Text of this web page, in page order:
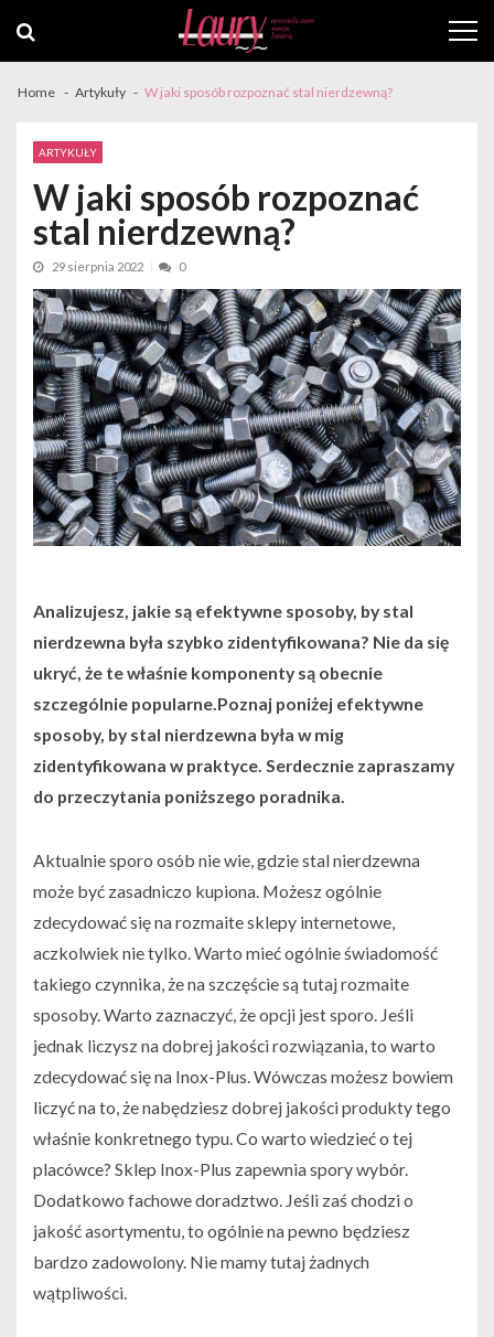
navigation
content
Home Artykuły W jaki sposób rozpoznać stal nierdzewną?
ARTYKUŁY
W jaki sposób rozpoznać
stal nierdzewną?
29 sierpnia 2022 0
Analizujesz, jakie są efektywne sposoby, by stal
nierdzewna była szybko zidentyfikowana? Nie da się
ukryć, że te właśnie komponenty są obecnie
szczególnie popularne.Poznaj poniżej efektywne
sposoby, by stal nierdzewna była w mig
zidentyfikowana w praktyce. Serdecznie zapraszamy
do przeczytania poniższego poradnika.
Aktualnie sporo osób nie wie, gdzie stal nierdzewna
może być zasadniczo kupiona. Możesz ogólnie
zdecydować się na rozmaite sklepy internetowe,
aczkolwiek nie tylko. Warto mieć ogólnie świadomość
takiego czynnika, że na szczęście są tutaj rozmaite
sposoby. Warto zaznaczyć, że opcji jest sporo. Jeśli
jednak liczysz na dobrej jakości rozwiązania, to warto
zdecydować się na Inox-Plus. Wówczas możesz bowiem
liczyć na to, że nabędziesz dobrej jakości produkty tego
właśnie konkretnego typu. Co warto wiedzieć o tej
placówce? Sklep Inox-Plus zapewnia spory wybór.
Dodatkowo fachowe doradztwo. Jeśli zaś chodzi o
jakość asortymentu, to ogólnie na pewno będziesz
bardzo zadowolony. Nie mamy tutaj żadnych
wątpliwości.